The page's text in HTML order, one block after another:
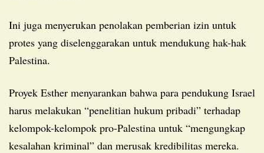
Ini juga menyerukan penolakan pemberian izin untuk
protes yang diselenggarakan untuk mendukung hak-hak
Palestina.
Proyek Esther menyarankan bahwa para pendukung Israel
harus melakukan “penelitian hukum pribadi” terhadap
kelompok-kelompok pro-Palestina untuk “mengungkap
kesalahan kriminal” dan merusak kredibilitas mereka.